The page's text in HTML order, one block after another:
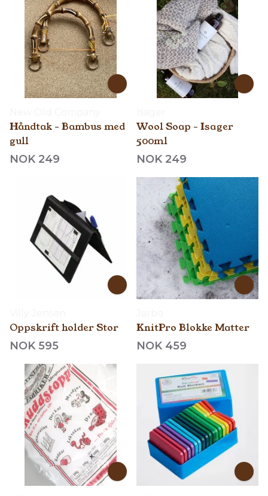
Håndtak - Bambus med
gull
NOK 249
Wool Soap - Isager
500ml
NOK 249
Oppskrift holder Stor
NOK 595
KnitPro Blokke Matter
NOK 459